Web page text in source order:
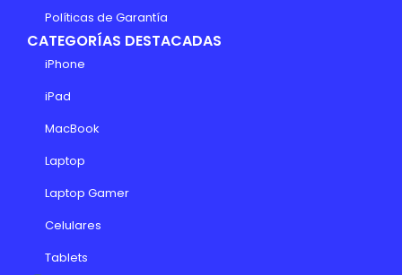
Políticas de Garantía
CATEGORÍAS DESTACADAS
iPhone
iPad
MacBook
Laptop
Laptop Gamer
Celulares
Tablets